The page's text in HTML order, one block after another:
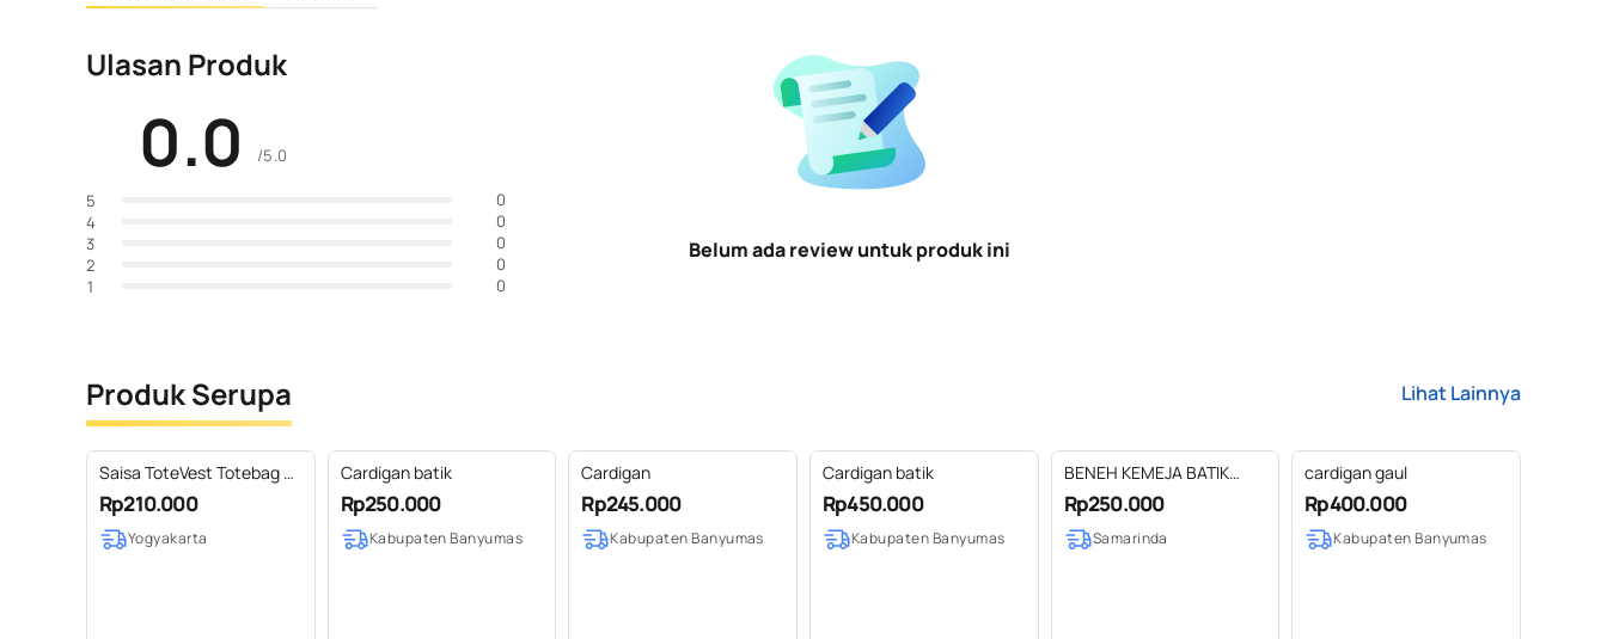
Ulasan Produk
0.0 /5.0
5
0
4
0
3
0
2
0
1
0
Belum ada review untuk produk ini
Produk Serupa Lihat Lainnya
Saisa ToteVest Totebag +
Rompi Wanita Batik
Jumputan mix Tenun Lurik
by Dea Modis Jumputan
Rp210.000
Yogyakarta
Cardigan batik
Rp250.000
Kabupaten Banyumas
Cardigan
Rp245.000
Kabupaten Banyumas
Cardigan batik
Rp450.000
Kabupaten Banyumas
BENEH KEMEJA BATIK
KALTIM KUTAI BARAT SIZE
L LENGAN PANJANG
Rp250.000
Samarinda
cardigan gaul
Rp400.000
Kabupaten Banyumas